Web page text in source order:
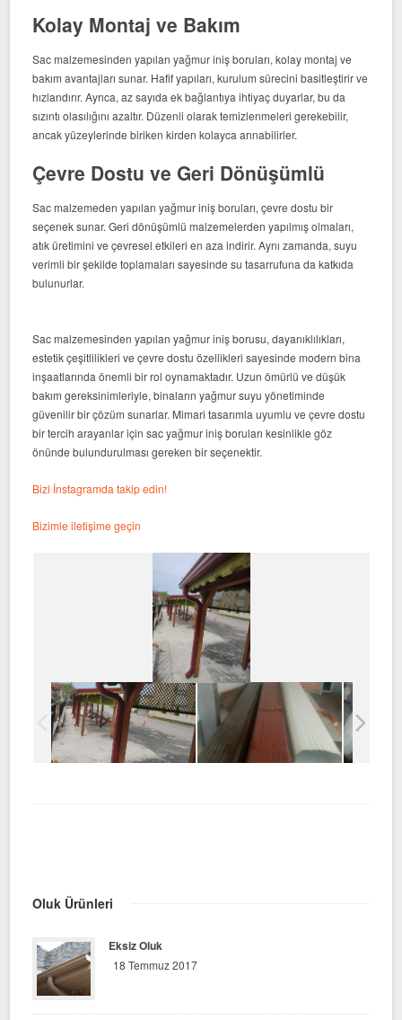
Kolay Montaj ve Bakım
Sac malzemesinden yapılan yağmur iniş boruları, kolay montaj ve
bakım avantajları sunar. Hafif yapıları, kurulum sürecini basitleştirir ve
hızlandırır. Ayrıca, az sayıda ek bağlantıya ihtiyaç duyarlar, bu da
sızıntı olasılığını azaltır. Düzenli olarak temizlenmeleri gerekebilir,
ancak yüzeylerinde biriken kirden kolayca arınabilirler.
Çevre Dostu ve Geri Dönüşümlü
Sac malzemeden yapılan yağmur iniş boruları, çevre dostu bir
seçenek sunar. Geri dönüşümlü malzemelerden yapılmış olmaları,
atık üretimini ve çevresel etkileri en aza indirir. Aynı zamanda, suyu
verimli bir şekilde toplamaları sayesinde su tasarrufuna da katkıda
bulunurlar.
Sac malzemesinden yapılan yağmur iniş borusu, dayanıklılıkları,
estetik çeşitlilikleri ve çevre dostu özellikleri sayesinde modern bina
inşaatlarında önemli bir rol oynamaktadır. Uzun ömürlü ve düşük
bakım gereksinimleriyle, binaların yağmur suyu yönetiminde
güvenilir bir çözüm sunarlar. Mimari tasarımla uyumlu ve çevre dostu
bir tercih arayanlar için sac yağmur iniş boruları kesinlikle göz
önünde bulundurulması gereken bir seçenektir.
Bizi İnstagramda takip edin!
Bizimle iletişime geçin
Oluk Ürünleri
Eksiz Oluk
18 Temmuz 2017